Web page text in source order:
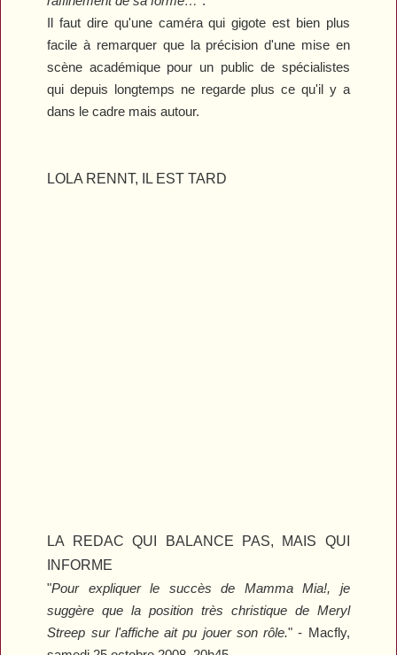
Il faut dire qu'une caméra qui gigote est bien plus
facile à remarquer que la précision d'une mise en
scène académique pour un public de spécialistes
qui depuis longtemps ne regarde plus ce qu'il y a
dans le cadre mais autour.
LOLA RENNT, IL EST TARD
LA REDAC QUI BALANCE PAS, MAIS QUI
INFORME
"Pour expliquer le succès de Mamma Mia!, je
suggère que la position très christique de Meryl
Streep sur l'affiche ait pu jouer son rôle." - Macfly,